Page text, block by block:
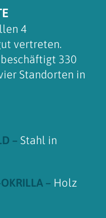
4
vertreten.
beschäftigt 330
Standorten in
– Stahl in
– Holz